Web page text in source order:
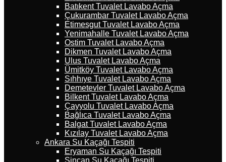
Batıkent Tuvalet Lavabo Açma
Çukurambar Tuvalet Lavabo Açma
Etimesgut Tuvalet Lavabo Açma
Yenimahalle Tuvalet Lavabo Açma
Ostim Tuvalet Lavabo Açma
Dikmen Tuvalet Lavabo Açma
Ulus Tuvalet Lavabo Açma
Ümitköy Tuvalet Lavabo Açma
Sıhhıye Tuvalet Lavabo Açma
Demetevler Tuvalet Lavabo Açma
Bilkent Tuvalet Lavabo Açma
Çayyolu Tuvalet Lavabo Açma
Bağlıca Tuvalet Lavabo Açma
Balgat Tuvalet Lavabo Açma
Kızılay Tuvalet Lavabo Açma
Ankara Su Kaçağı Tespiti
Eryaman Su Kaçağı Tespiti
Sincan Su Kaçağı Tespiti